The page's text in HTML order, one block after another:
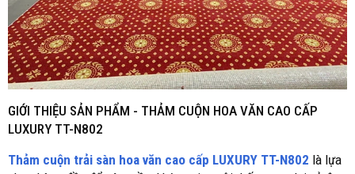
GIỚI THIỆU SẢN PHẨM - THẢM CUỘN HOA VĂN CAO CẤP
LUXURY TT-N802
Thảm cuộn trải sàn hoa văn cao cấp LUXURY TT-N802 là lựa